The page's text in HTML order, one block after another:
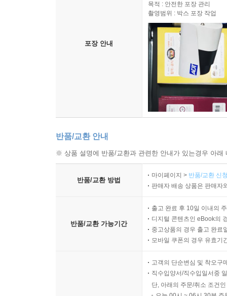
―한태문화의 융합과 아시아 소비문화로서의 성장
Ⅱ. 한태 관계와 태국 한류의 과거와 현재 292
3. 태국 한류의 역사적 전개 과정과 유입 배경 299
Ⅲ. 한태문화의 융합과 재생산 304
│전동한│
―동남아 콘텐츠시장 수출 확대 전략
1. 연구 배경 317
Ⅲ. K-콘텐츠와 동남아 콘텐츠시장 326
포장 안내
목적 : 안전한 포장 관리
촬영범위 : 박스 포장 작업
반품/교환 안내
※ 상품 설명에 반품/교환과 관련한 안내가 있는경우 아
반품/교환 방법
마이페이지 > 반품/교환 신
판매자 배송 상품은 판매자
반품/교환 가능기간
출고 완료 후 10일 이내의
디지털 콘텐츠인 eBook의
중고상품의 경우 출고 완료
모바일 쿠폰의 경우 유효기
고객의 단순변심 및 착오구
직수입양서/직수입일서중
단, 아래의 주문/취소 조건